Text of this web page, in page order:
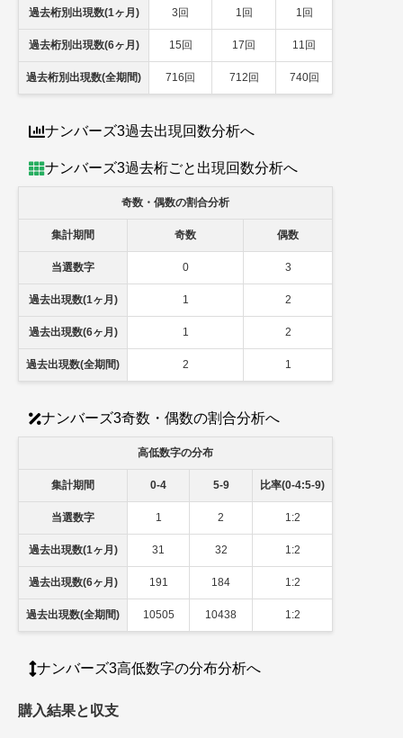
過去桁別出現数(1ヶ月) 3回 1回 1回
過去桁別出現数(6ヶ月) 15回 17回 11回
過去桁別出現数(全期間) 716回 712回 740回
ナンバーズ3過去出現回数分析へ
ナンバーズ3過去桁ごと出現回数分析へ
奇数・偶数の割合分析
集計期間 奇数 偶数
当選数字 0 3
過去出現数(1ヶ月) 1 2
過去出現数(6ヶ月) 1 2
過去出現数(全期間) 2 1
ナンバーズ3奇数・偶数の割合分析へ
高低数字の分布
集計期間 0-4 5-9 比率(0-4:5-9)
当選数字 1 2 1:2
過去出現数(1ヶ月) 31 32 1:2
過去出現数(6ヶ月) 191 184 1:2
過去出現数(全期間) 10505 10438 1:2
ナンバーズ3高低数字の分布分析へ
購入結果と収支